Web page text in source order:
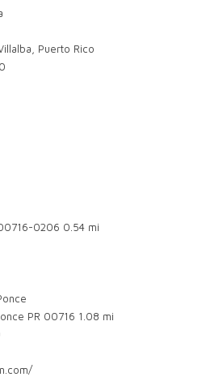
Puerto Rico
0206 0.54 mi
PR 00716 1.08 mi